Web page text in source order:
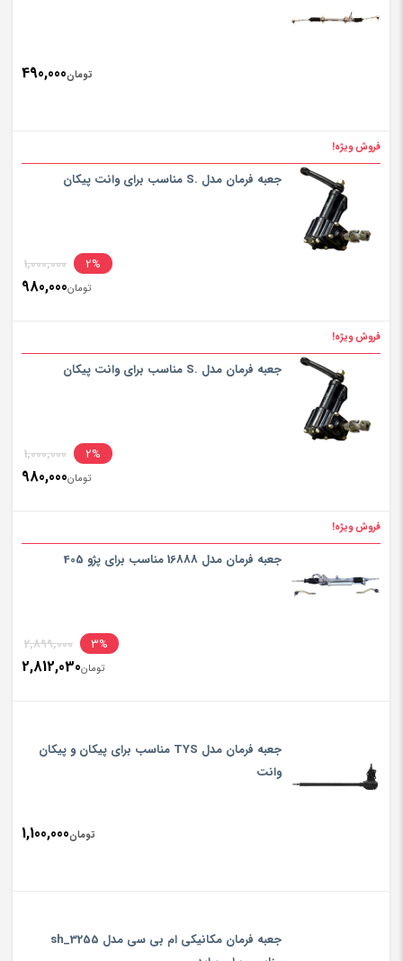
تومان490,000
فروش ویژه!
جعبه فرمان مدل .S مناسب برای وانت پیکان
2%
1,000,000
تومان980,000
فروش ویژه!
جعبه فرمان مدل .S مناسب برای وانت پیکان
2%
1,000,000
تومان980,000
فروش ویژه!
جعبه فرمان مدل 16888 مناسب برای پژو 405
3%
2,899,000
تومان2,812,030
جعبه فرمان مدل TYS مناسب برای پیکان و پیکان
وانت
تومان1,100,000
جعبه فرمان مکانیکی ام بی سی مدل sh_3255